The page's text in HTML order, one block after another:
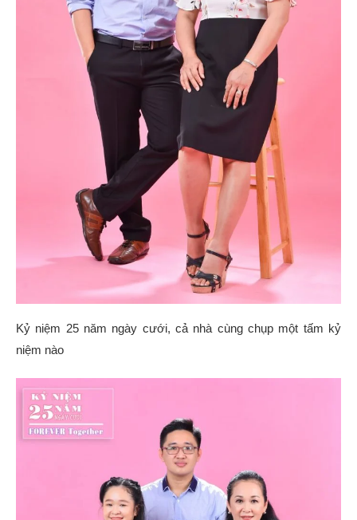
Kỷ niệm 25 năm ngày cưới, cả nhà cùng chụp một tấm kỷ
niệm nào